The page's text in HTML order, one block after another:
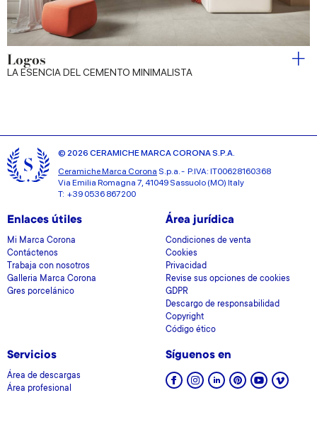
Logos
LA ESENCIA DEL CEMENTO MINIMALISTA
© 2026 CERAMICHE MARCA CORONA S.P.A.
Ceramiche Marca Corona S.p.a. - P.IVA: IT00628160368
Via Emilia Romagna 7, 41049 Sassuolo (MO) Italy
T: +39 0536 867200
Enlaces útiles
Mi Marca Corona
Contáctenos
Trabaja con nosotros
Galleria Marca Corona
Gres porcelánico
Área jurídica
Condiciones de venta
Cookies
Privacidad
Revise sus opciones de cookies
GDPR
Descargo de responsabilidad
Copyright
Código ético
Servicios
Área de descargas
Área profesional
Síguenos en